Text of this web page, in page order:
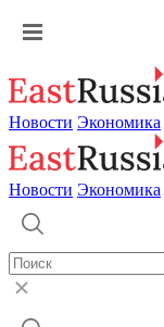
Новости Экономика
Новости Экономика